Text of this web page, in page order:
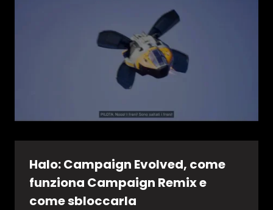
Halo: Campaign Evolved, come
funziona Campaign Remix e
come sbloccarla